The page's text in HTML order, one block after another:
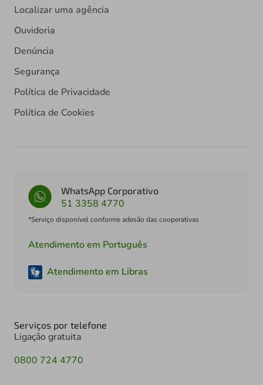
Localizar uma agência
Ouvidoria
Denúncia
Segurança
Política de Privacidade
Política de Cookies
WhatsApp Corporativo
51 3358 4770
*Serviço disponível conforme adesão das cooperativas
Atendimento em Português
Atendimento em Libras
Serviços por telefone
Ligação gratuita
0800 724 4770